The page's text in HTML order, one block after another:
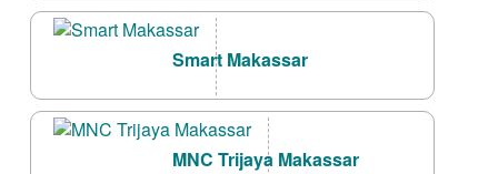
Smart Makassar
MNC Trijaya Makassar